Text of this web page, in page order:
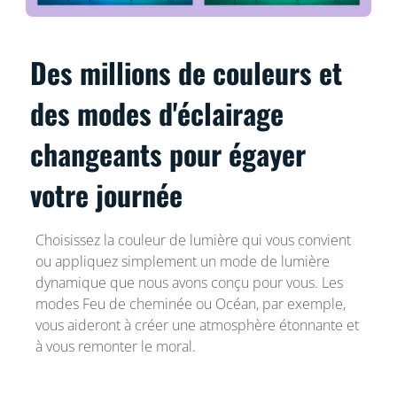
Des millions de couleurs et
des modes d'éclairage
changeants pour égayer
votre journée
Choisissez la couleur de lumière qui vous convient
ou appliquez simplement un mode de lumière
dynamique que nous avons conçu pour vous. Les
modes Feu de cheminée ou Océan, par exemple,
vous aideront à créer une atmosphère étonnante et
à vous remonter le moral.